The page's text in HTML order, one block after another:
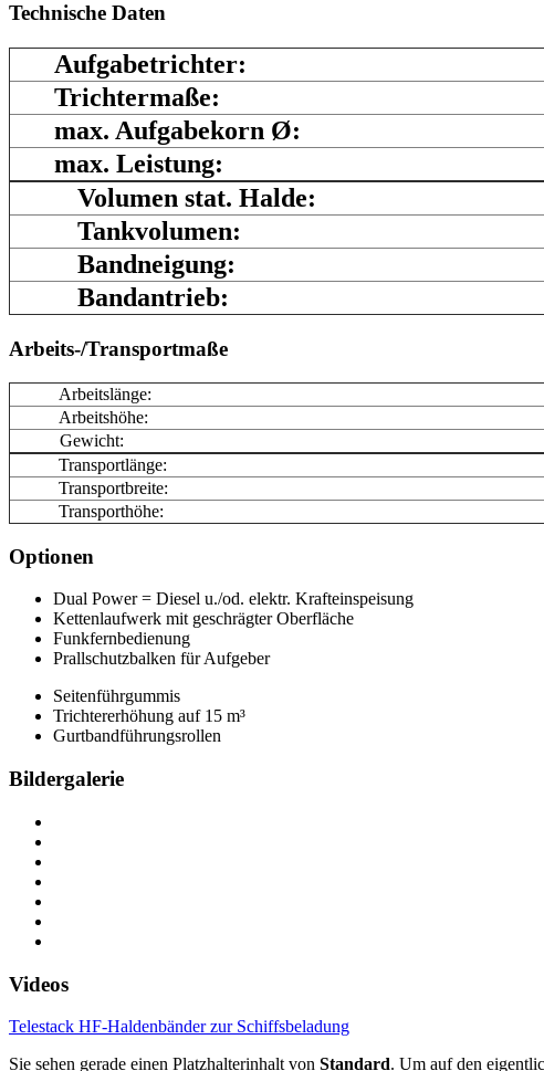
Technische Daten
Aufgabetrichter:
Trichtermaße:
max. Aufgabekorn Ø:
max. Leistung:
Volumen stat. Halde:
Tankvolumen:
Bandneigung:
Bandantrieb:
Arbeits-/Transportmaße
Arbeitslänge:
Arbeitshöhe:
Gewicht:
Transportlänge:
Transportbreite:
Transporthöhe:
Optionen
Dual Power = Diesel u./od. elektr. Krafteinspeisung
Kettenlaufwerk mit geschrägter Oberfläche
Funkfernbedienung
Prallschutzbalken für Aufgeber
Seitenführgummis
Trichtererhöhung auf 15 m³
Gurtbandführungsrollen
Bildergalerie
Videos
Telestack HF-Haldenbänder zur Schiffsbeladung
Sie sehen gerade einen Platzhalterinhalt von Standard. Um auf den